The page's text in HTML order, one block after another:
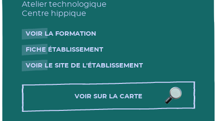
Atelier technologique
Centre hippique
VOIR LA FORMATION
- Nouvelle fenêtre
FICHE ÉTABLISSEMENT
- Nouvelle fenêtre
VOIR LE SITE DE L'ÉTABLISSEMENT
- Nouvelle fenêtre
VOIR SUR LA CARTE